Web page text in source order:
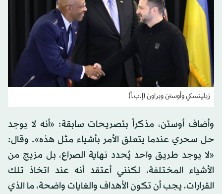
زيلينسكي وأوستن وبراون (إ.ب.أ)
وأضاف أوستن، مذكراً بتصريحات سابقة: «أنه لا يوجد
حل سحري عندما يتعلق الأمر بأشياء مثل هذه». وقال:
«لا يوجد طريق واحد يُحدد نهاية الصراع، بل مزيج من
الأشياء المختلفة، لكنني أعتقد أنه عند اتخاذ تلك
القرارات، يجب أن تكون الأهداف والغايات واضحة، ما الذي